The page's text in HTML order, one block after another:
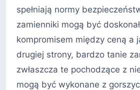
spełniają normy
zamienniki mogą być
kompromisem między ceną a
drugiej strony, bardzo tanie
zwłaszcza te pochodzące z
mogą być wykonane z